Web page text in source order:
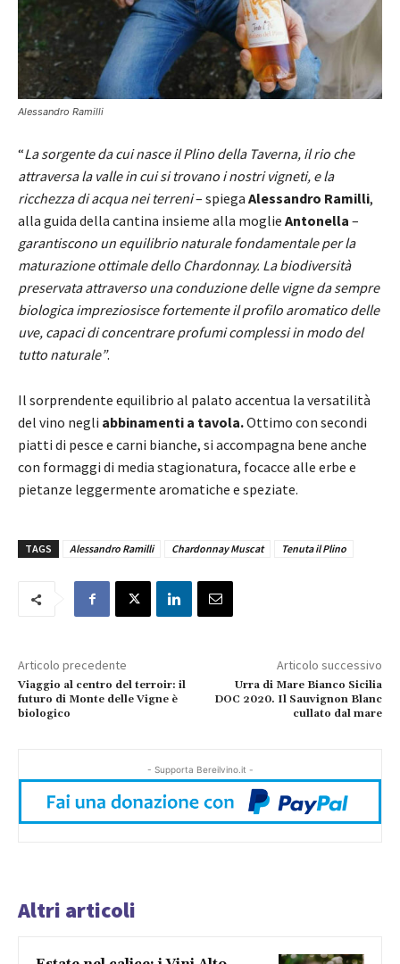
Alessandro Ramilli
“La sorgente da cui nasce il Plino della Taverna, il rio che
attraversa la valle in cui si trovano i nostri vigneti, e la
ricchezza di acqua nei terreni– spiega Alessandro Ramilli,
alla guida della cantina insieme alla moglie Antonella –
garantiscono un equilibrio naturale fondamentale per la
maturazione ottimale dello Chardonnay. La biodiversità
preservata attraverso una conduzione delle vigne da sempre
biologica impreziosisce fortemente il profilo aromatico delle
uve, capaci di concentrare profumi complessi in modo del
tutto naturale”.
Il sorprendente equilibrio al palato accentua la versatilità
del vino negli abbinamenti a tavola.Ottimo con secondi
piatti di pesce e carni bianche, si accompagna bene anche
con formaggi di media stagionatura, focacce alle erbe e
pietanze leggermente aromatiche e speziate.
TAGS Alessandro Ramilli Chardonnay Muscat Tenuta il Plino
Articolo precedente
Viaggio al centro del terroir: il
futuro di Monte delle Vigne è
biologico
Articolo successivo
Urra di Mare Bianco Sicilia
DOC 2020. Il Sauvignon Blanc
cullato dal mare
- Supporta Bereilvino.it -
Altri articoli